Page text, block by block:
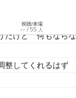
視聴/来場
-- /55 人
ます！
影響する感じした
だけど 何もなら
整してくれるはず